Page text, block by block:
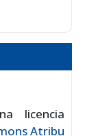
licencia
Atribu